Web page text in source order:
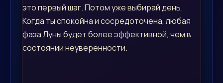
это первый шаг. Потом уже выбирай день.
Когда ты спокойна и сосредоточена, любая
фаза Луны будет более эффективной, чем в
состоянии неуверенности.